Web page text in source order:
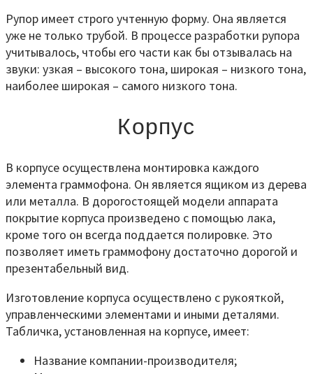
Рупор имеет строго учтенную форму. Она является
уже не только трубой. В процессе разработки рупора
учитывалось, чтобы его части как бы отзывалась на
звуки: узкая – высокого тона, широкая – низкого тона,
наиболее широкая – самого низкого тона.
Корпус
В корпусе осуществлена монтировка каждого
элемента граммофона. Он является ящиком из дерева
или металла. В дорогостоящей модели аппарата
покрытие корпуса произведено с помощью лака,
кроме того он всегда поддается полировке. Это
позволяет иметь граммофону достаточно дорогой и
презентабельный вид.
Изготовление корпуса осуществлено с рукояткой,
управленческими элементами и иными деталями.
Табличка, установленная на корпусе, имеет:
Название компании-производителя;